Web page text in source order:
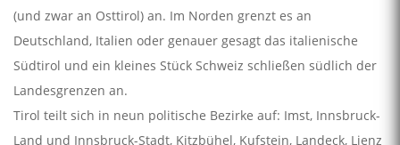
(und zwar an Osttirol) an. Im Norden grenzt es an
Deutschland, Italien oder genauer gesagt das italienische
Südtirol und ein kleines Stück Schweiz schließen südlich der
Landesgrenzen an.
Tirol teilt sich in neun politische Bezirke auf: Imst, Innsbruck-
Land und Innsbruck-Stadt, Kitzbühel, Kufstein, Landeck, Lienz